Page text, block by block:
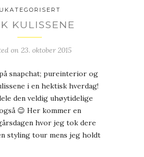
UKATEGORISERT
KULISSENE
on 23. oktober 2015
snapchat; pureinterior og
i en hektisk hverdag!
den veldig uhøytidelige
😉 Her kommer en
hvor jeg tok dere
styling tour mens jeg holdt